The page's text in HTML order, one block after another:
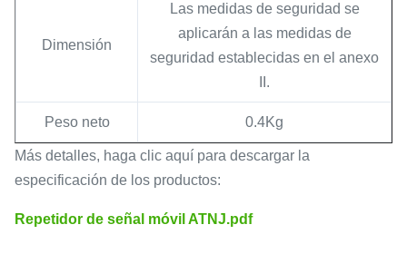
Dimensión
Las medidas de seguridad se
aplicarán a las medidas de
seguridad establecidas en el anexo
II.
Peso neto 0.4Kg
Más detalles, haga clic aquí para descargar la
especificación de los productos:
Repetidor de señal móvil ATNJ.pdf